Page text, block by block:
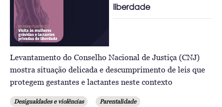
liberdade
Levantamento do Conselho Nacional de Justiça (CNJ)
mostra situação delicada e descumprimento de leis que
protegem gestantes e lactantes neste contexto
Desigualdades e violências Parentalidade